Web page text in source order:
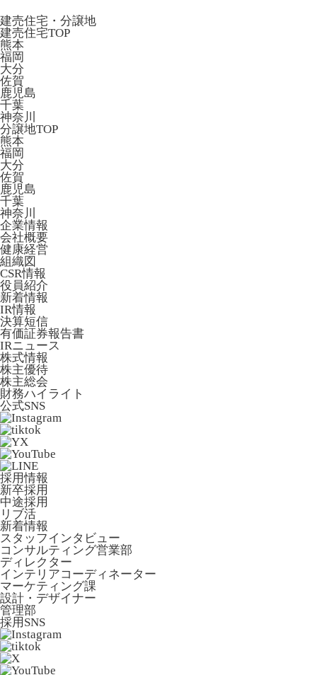
建売住宅・分譲地
建売住宅TOP
熊本
福岡
大分
佐賀
鹿児島
千葉
神奈川
分譲地TOP
熊本
福岡
大分
佐賀
鹿児島
千葉
神奈川
企業情報
会社概要
健康経営
組織図
CSR情報
役員紹介
新着情報
IR情報
決算短信
有価証券報告書
IRニュース
株式情報
株主優待
株主総会
財務ハイライト
公式SNS
採用情報
新卒採用
中途採用
リブ活
新着情報
スタッフインタビュー
コンサルティング営業部
ディレクター
インテリアコーディネーター
マーケティング課
設計・デザイナー
管理部
採用SNS